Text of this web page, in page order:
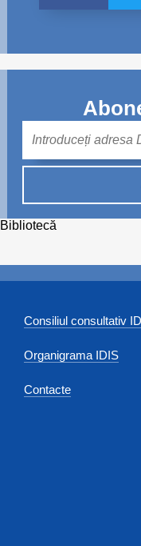
Bibliotecă
Consiliul consultativ
Organigrama IDIS
Contacte